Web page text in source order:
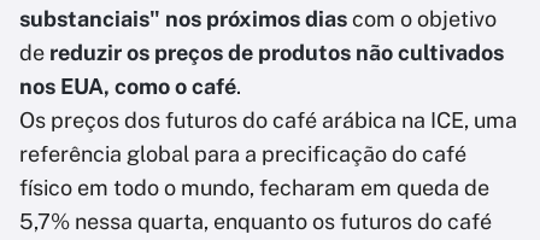
substanciais" nos próximos diascom o objetivo
de reduzir os preços de produtos não cultivados
nos EUA, como o café.
Os preços dos futuros do café arábica na ICE, uma
referência global para a precificação do café
físico em todo o mundo, fecharam em queda de
5,7% nessa quarta, enquanto os futuros do café